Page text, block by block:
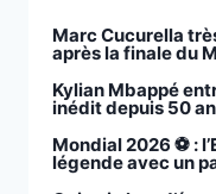
Marc Cucurella
après la finale du
Kylian Mbappé
inédit depuis 50
Mondial 2026 ⚽️ :
légende avec un